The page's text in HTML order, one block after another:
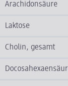
Arachidonsäure
Laktose
Cholin, gesamt